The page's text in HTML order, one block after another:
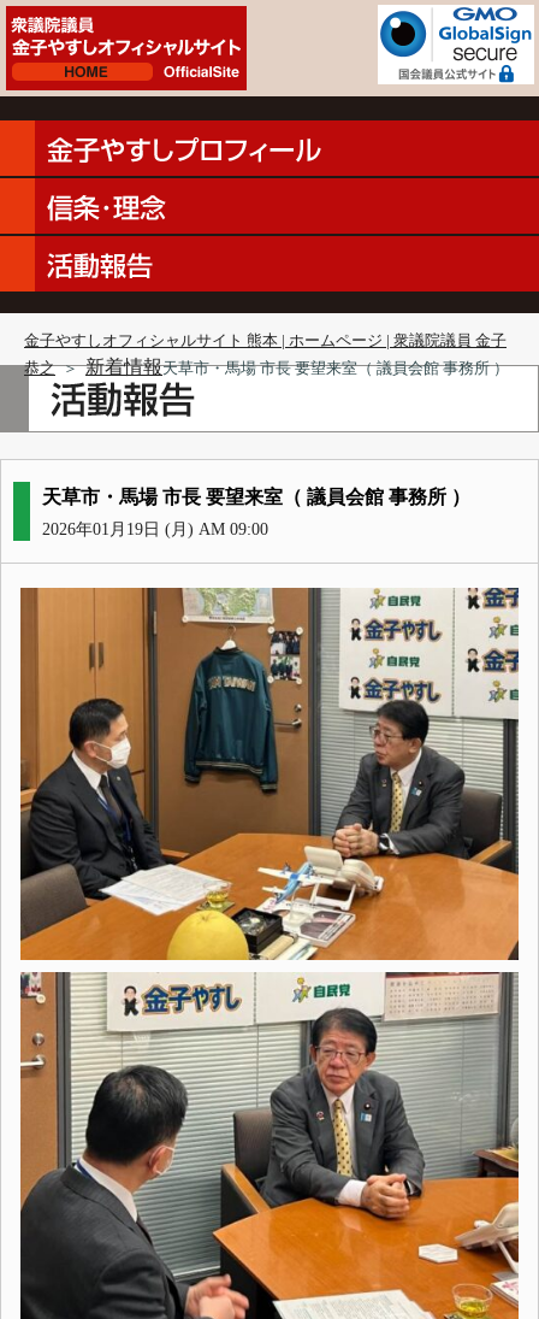
金子やすしオフィシャルサイト 熊本 | ホームページ | 衆議院議員 金子
恭之 ＞ 新着情報天草市・馬場 市長 要望来室（ 議員会館 事務所 ）
天草市・馬場 市長 要望来室（ 議員会館 事務所 ）
2026年01月19日 (月) AM 09:00